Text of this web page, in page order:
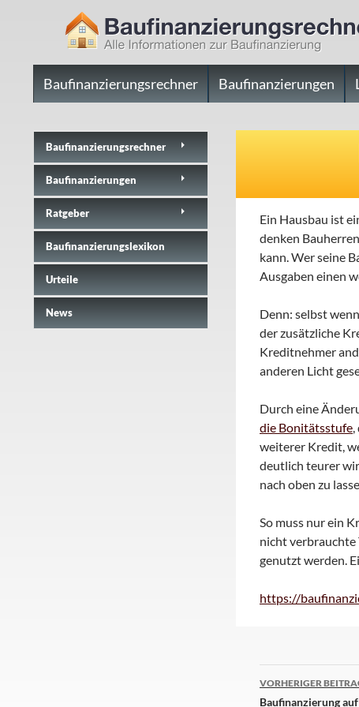
Baufinanzierungsrechner.net
Baufinanzierungsrechner Baufinanzierungen
Ein Hausbau ist
denken
kann.Wer seine
Ausgaben einen
Denn: selbst
der zusätzliche
Kreditnehmer
anderen Licht
Durch eine
die Bonitätsstufe
weiterer Kredit,
deutlich teurer
nach oben zu
So muss nur ein
nicht verbrauchte
genutzt werden.
https://
Beitrags-
VORHERIGER
Baufinanzierung
Baufinanzierungs­rechner
Baufinanzierungen
Ratgeber
Baufinanzierungslexikon
Urteile
News